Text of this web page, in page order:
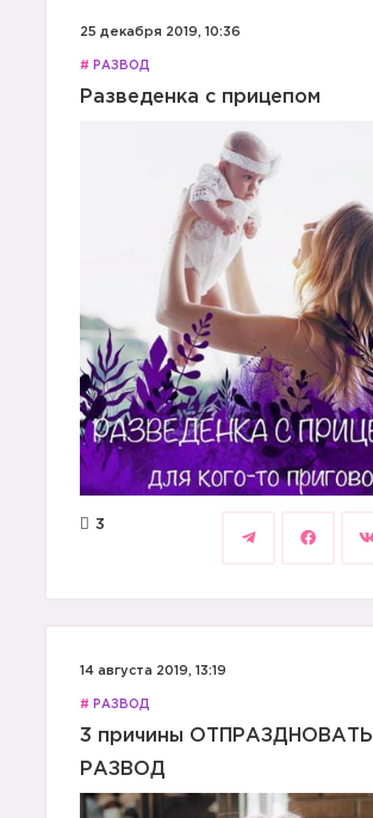
25 декабря 2019, 10:36
# РАЗВОД
Разведенка с прицепом
3
14 августа 2019, 13:19
# РАЗВОД
3 причины ОТПРАЗДНОВАТЬ
РАЗВОД